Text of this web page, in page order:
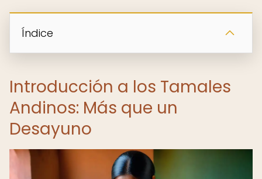
Índice
Introducción a los Tamales
Andinos: Más que un
Desayuno